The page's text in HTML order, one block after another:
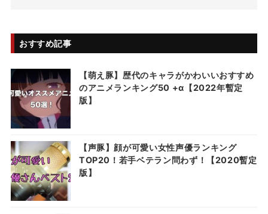
おすすめ記事
【萌え豚】歴代のキャラがかわいいおすすめ
のアニメランキング50 +α【2022年暫定
版】
【声豚】顔が可愛い女性声優ランキング
TOP20！若手ベテラン問わず！【2020暫定
版】